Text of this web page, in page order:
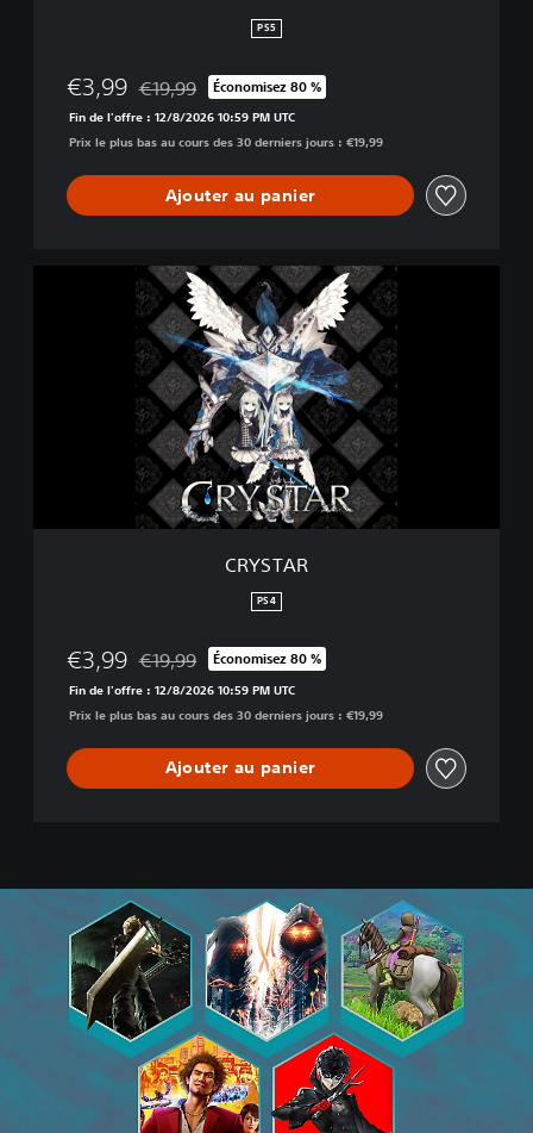
PS5
€3,99 Remise par rapport au prix d'origine de €19,99
€19,99 Économisez 80 %
Fin de l'offre : 12/8/2026 10:59 PM UTC
Prix le plus bas au cours des 30 derniers jours : €19,99
Ajouter au panier
CRYSTAR
PS4
€3,99 Remise par rapport au prix d'origine de €19,99
€19,99 Économisez 80 %
Fin de l'offre : 12/8/2026 10:59 PM UTC
Prix le plus bas au cours des 30 derniers jours : €19,99
Ajouter au panier